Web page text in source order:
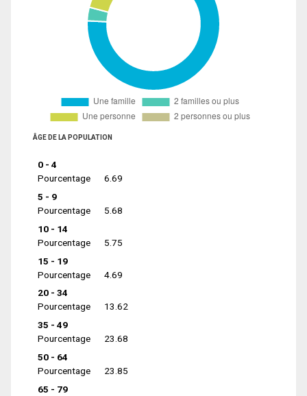
ÂGE DE LA POPULATION
0 - 4
Pourcentage
6.69
5 - 9
Pourcentage
5.68
10 - 14
Pourcentage
5.75
15 - 19
Pourcentage
4.69
20 - 34
Pourcentage
13.62
35 - 49
Pourcentage
23.68
50 - 64
Pourcentage
23.85
65 - 79